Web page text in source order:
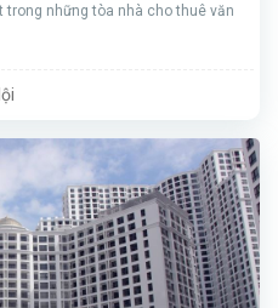
trong những tòa nhà cho thuê văn